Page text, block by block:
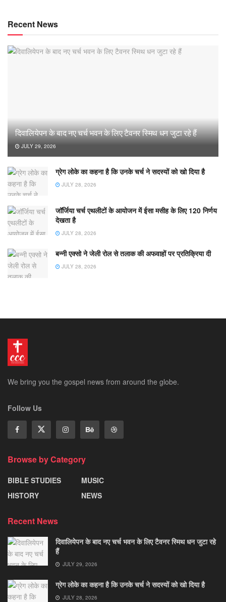
Recent News
दिवालियेपन के बाद नए चर्च भवन के लिए टैवनर स्मिथ धन जुटा रहे हैं
JULY 29, 2026
ग्रेग लोके का कहना है कि उनके चर्च ने सदस्यों को खो दिया है
JULY 28, 2026
जॉर्जिया चर्च एथलीटों के आयोजन में ईसा मसीह के लिए 120 निर्णय
देखता है
JULY 28, 2026
बन्नी एक्सो ने जेली रोल से तलाक की अफवाहों पर प्रतिक्रिया दी
JULY 28, 2026
We bring you the gospel news from around the globe.
Follow Us
Browse by Category
BIBLE STUDIES
HISTORY
MUSIC
NEWS
Recent News
दिवालियेपन के बाद नए चर्च भवन के लिए टैवनर स्मिथ धन जुटा रहे
हैं
JULY 29, 2026
ग्रेग लोके का कहना है कि उनके चर्च ने सदस्यों को खो दिया है
JULY 28, 2026